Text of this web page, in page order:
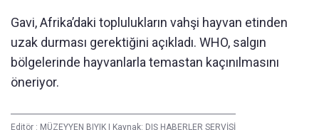
Gavi, Afrika’daki toplulukların vahşi hayvan etinden
uzak durması gerektiğini açıkladı. WHO, salgın
bölgelerinde hayvanlarla temastan kaçınılmasını
öneriyor.
Editör : MÜZEYYEN BIYIK | Kaynak: DIŞ HABERLER SERVİSİ